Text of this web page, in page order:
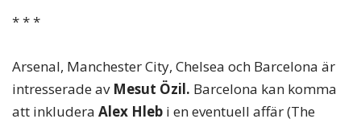
* * *
Arsenal, Manchester City, Chelsea och Barcelona är
intresserade av Mesut Özil. Barcelona kan komma
att inkludera Alex Hleb i en eventuell affär (The